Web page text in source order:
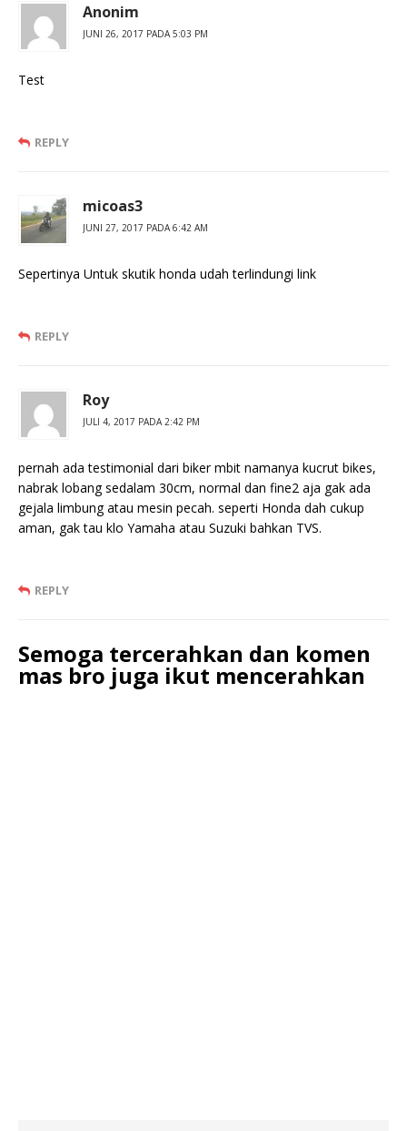
Anonim
JUNI 26, 2017 PADA 5:03 PM
Test
REPLY
micoas3
JUNI 27, 2017 PADA 6:42 AM
Sepertinya Untuk skutik honda udah terlindungi link
REPLY
Roy
JULI 4, 2017 PADA 2:42 PM
pernah ada testimonial dari biker mbit namanya kucrut bikes,
nabrak lobang sedalam 30cm, normal dan fine2 aja gak ada
gejala limbung atau mesin pecah. seperti Honda dah cukup
aman, gak tau klo Yamaha atau Suzuki bahkan TVS.
REPLY
Semoga tercerahkan dan komen
mas bro juga ikut mencerahkan